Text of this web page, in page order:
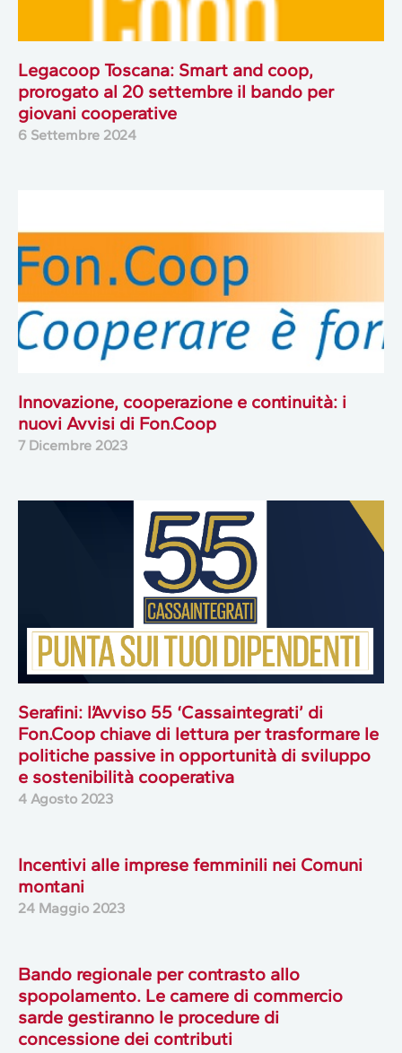
Legacoop Toscana: Smart and coop,
prorogato al 20 settembre il bando per
giovani cooperative
6 Settembre 2024
Innovazione, cooperazione e continuità: i
nuovi Avvisi di Fon.Coop
7 Dicembre 2023
Serafini: l’Avviso 55 ‘Cassaintegrati’ di
Fon.Coop chiave di lettura per trasformare le
politiche passive in opportunità di sviluppo
e sostenibilità cooperativa
4 Agosto 2023
Incentivi alle imprese femminili nei Comuni
montani
24 Maggio 2023
Bando regionale per contrasto allo
spopolamento. Le camere di commercio
sarde gestiranno le procedure di
concessione dei contributi